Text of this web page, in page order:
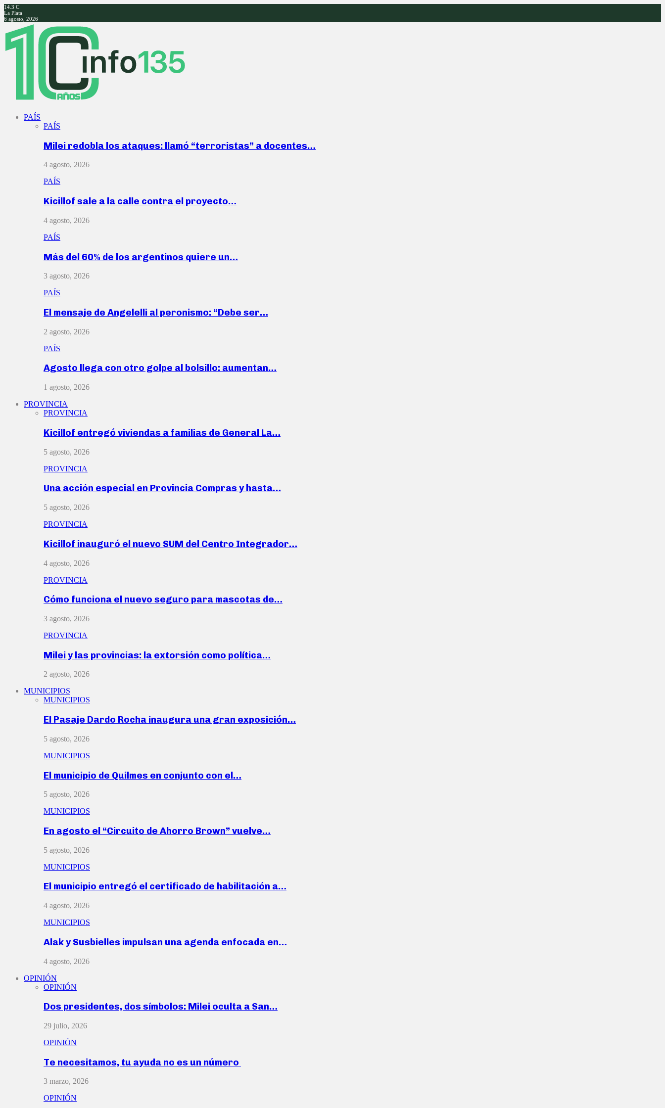
14.3 C
La Plata
6 agosto, 2026
Facebook
Twitter
Instagram
Youtube
PAÍS
PAÍS
Milei redobla los ataques: llamó “terroristas” a docentes…
4 agosto, 2026
PAÍS
Kicillof sale a la calle contra el proyecto…
4 agosto, 2026
PAÍS
Más del 60% de los argentinos quiere un…
3 agosto, 2026
PAÍS
El mensaje de Angelelli al peronismo: “Debe ser…
2 agosto, 2026
PAÍS
Agosto llega con otro golpe al bolsillo: aumentan…
1 agosto, 2026
PROVINCIA
PROVINCIA
Kicillof entregó viviendas a familias de General La…
5 agosto, 2026
PROVINCIA
Una acción especial en Provincia Compras y hasta…
5 agosto, 2026
PROVINCIA
Kicillof inauguró el nuevo SUM del Centro Integrador…
4 agosto, 2026
PROVINCIA
Cómo funciona el nuevo seguro para mascotas de…
3 agosto, 2026
PROVINCIA
Milei y las provincias: la extorsión como política…
2 agosto, 2026
MUNICIPIOS
MUNICIPIOS
El Pasaje Dardo Rocha inaugura una gran exposición…
5 agosto, 2026
MUNICIPIOS
El municipio de Quilmes en conjunto con el…
5 agosto, 2026
MUNICIPIOS
En agosto el “Circuito de Ahorro Brown” vuelve…
5 agosto, 2026
MUNICIPIOS
El municipio entregó el certificado de habilitación a…
4 agosto, 2026
MUNICIPIOS
Alak y Susbielles impulsan una agenda enfocada en…
4 agosto, 2026
OPINIÓN
OPINIÓN
Dos presidentes, dos símbolos: Milei oculta a San…
29 julio, 2026
OPINIÓN
Te necesitamos, tu ayuda no es un número
3 marzo, 2026
OPINIÓN